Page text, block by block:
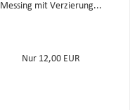
Messing mit Verzierung...
Nur 12,00 EUR